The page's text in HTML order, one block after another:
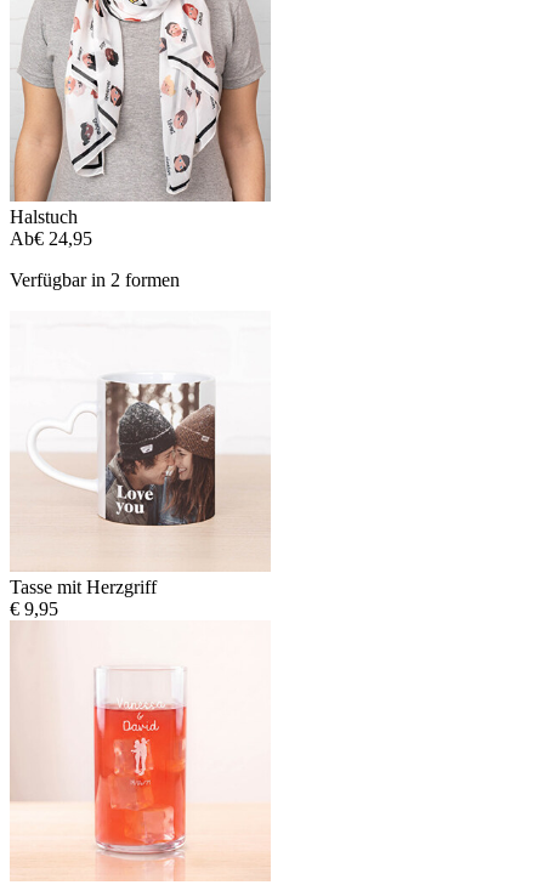
Halstuch
Ab€ 24,95
Verfügbar in 2 formen
Tasse mit Herzgriff
€ 9,95